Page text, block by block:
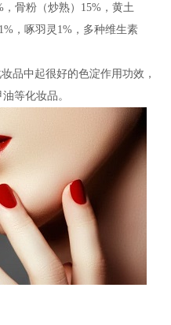
骨粉（炒熟）15%，黄土
，啄羽灵1%，多种维生素
品中起很好的色淀作用功效，
等化妆品。